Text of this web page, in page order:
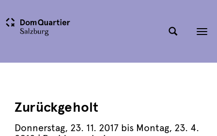
Zurückgeholt
Donnerstag, 23. 11. 2017 bis Montag, 23. 4.